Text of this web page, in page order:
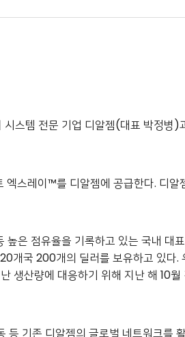
템 전문 기업 디알젬(대표 박정병)
스레이™를 디알젬에 공급한다. 디
은 점유율을 기록하고 있는 국내 대
개국 200개의 딜러를 보유하고 있다
산량에 대응하기 위해 지난 해 10
기존 디알젬의 글로벌 네트워크를